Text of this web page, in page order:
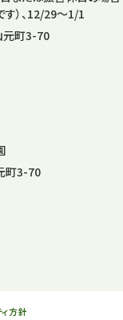
）、12/29～1/1
元町3-70
町3-70
方針